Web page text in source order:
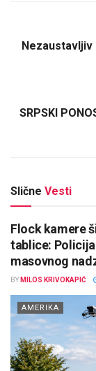
SRPSKI
Slične Vesti
Flock kamere
tablice:
masovnog
BY MILOS KRIVOKAPIĆ
AMERIKA